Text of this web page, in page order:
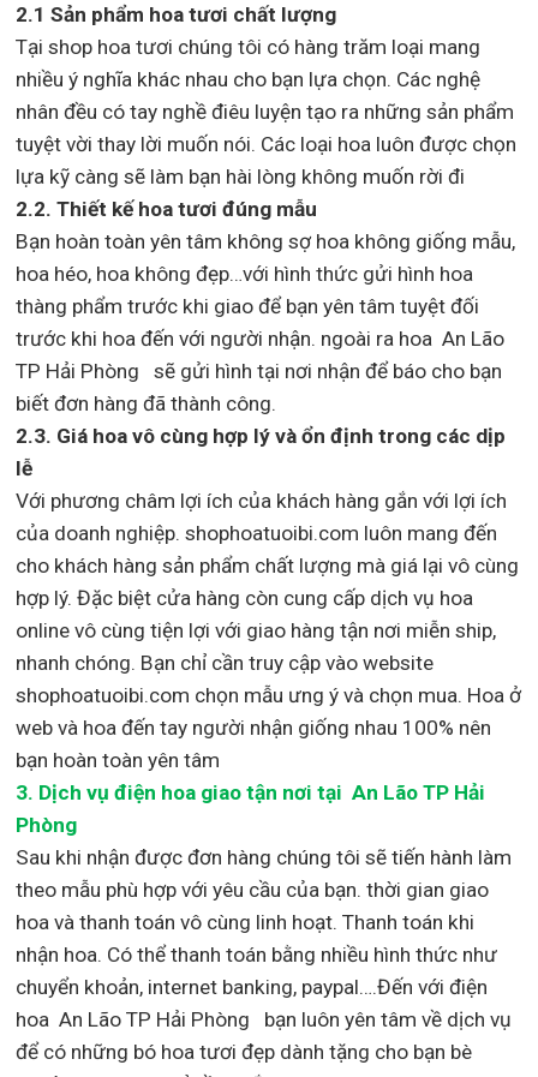
2.1 Sản phẩm hoa tươi chất lượng
Tại shop hoa tươi chúng tôi có hàng trăm loại mang
nhiều ý nghĩa khác nhau cho bạn lựa chọn. Các nghệ
nhân đều có tay nghề điêu luyện tạo ra những sản phẩm
tuyệt vời thay lời muốn nói. Các loại hoa luôn được chọn
lựa kỹ càng sẽ làm bạn hài lòng không muốn rời đi
2.2. Thiết kế hoa tươi đúng mẫu
Bạn hoàn toàn yên tâm không sợ hoa không giống mẫu,
hoa héo, hoa không đẹp…với hình thức gửi hình hoa
thàng phẩm trước khi giao để bạn yên tâm tuyệt đối
trước khi hoa đến với người nhận. ngoài ra hoa An Lão
TP Hải Phòng sẽ gửi hình tại nơi nhận để báo cho bạn
biết đơn hàng đã thành công.
2.3. Giá hoa vô cùng hợp lý và ổn định trong các dịp
lễ
Với phương châm lợi ích của khách hàng gắn với lợi ích
của doanh nghiệp. shophoatuoibi.com luôn mang đến
cho khách hàng sản phẩm chất lượng mà giá lại vô cùng
hợp lý. Đặc biệt cửa hàng còn cung cấp dịch vụ hoa
online vô cùng tiện lợi với giao hàng tận nơi miễn ship,
nhanh chóng. Bạn chỉ cần truy cập vào website
shophoatuoibi.com chọn mẫu ưng ý và chọn mua. Hoa ở
web và hoa đến tay người nhận giống nhau 100% nên
bạn hoàn toàn yên tâm
3. Dịch vụ điện hoa giao tận nơi tại An Lão TP Hải
Phòng
Sau khi nhận được đơn hàng chúng tôi sẽ tiến hành làm
theo mẫu phù hợp với yêu cầu của bạn. thời gian giao
hoa và thanh toán vô cùng linh hoạt. Thanh toán khi
nhận hoa. Có thể thanh toán bằng nhiều hình thức như
chuyển khoản, internet banking, paypal….Đến với điện
hoa An Lão TP Hải Phòng bạn luôn yên tâm về dịch vụ
để có những bó hoa tươi đẹp dành tặng cho bạn bè